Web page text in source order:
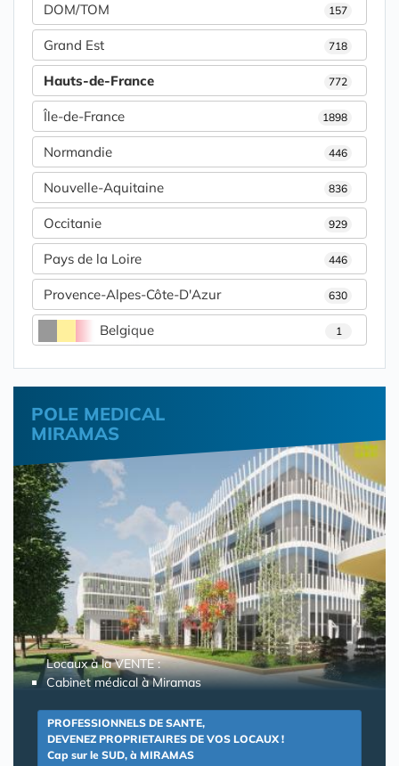
DOM/TOM 157
Grand Est 718
Hauts-de-France 772
Île-de-France 1898
Normandie 446
Nouvelle-Aquitaine 836
Occitanie 929
Pays de la Loire 446
Provence-Alpes-Côte-D'Azur 630
Belgique 1
POLE MEDICAL
MIRAMAS
Locaux à la VENTE :
Cabinet médical à Miramas
PROFESSIONNELS DE SANTE,
DEVENEZ PROPRIETAIRES DE VOS LOCAUX !
Cap sur le SUD, à MIRAMAS